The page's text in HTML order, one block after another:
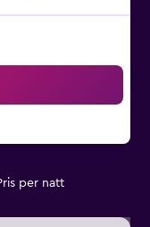
per natt